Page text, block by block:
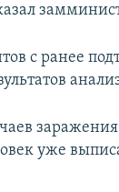
с ранее
уже